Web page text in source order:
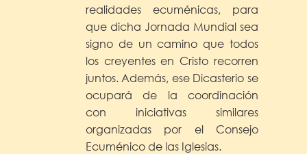
realidades ecuménicas, para
que dicha Jornada Mundial sea
signo de un camino que todos
los creyentes en Cristo recorren
juntos. Además, ese Dicasterio se
ocupará de la coordinación
con iniciativas similares
organizadas por el Consejo
Ecuménico de las Iglesias.